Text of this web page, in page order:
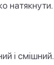
натякнути.
і смішний.